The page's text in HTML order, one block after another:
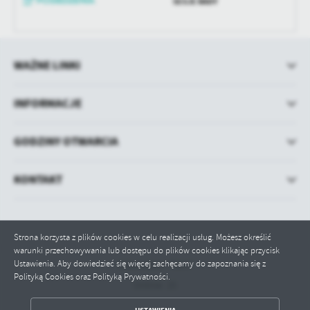
Strona korzysta z plików cookies w celu realizacji usług. Możesz określić
warunki przechowywania lub dostępu do plików cookies klikając przycisk
Ustawienia. Aby dowiedzieć się więcej zachęcamy do zapoznania się z
Polityką Cookies oraz Polityką Prywatności.
treści w postaci wiadomości, ofert, komunikatów mediów
WAŻNE LINKI
INFORMACJE
GODZINY OTWARCIA
KONTAKT
Odwiedzin: 70647